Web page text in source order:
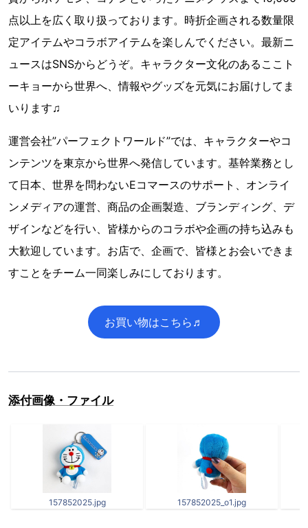
点以上を広く取り扱っております。時折企画される数量限
定アイテムやコラボアイテムを楽しんでください。最新ニ
ュースはSNSからどうぞ。キャラクター文化のあるここト
ーキョーから世界へ、情報やグッズを元気にお届けしてま
いります♫
運営会社”パーフェクトワールド”では、キャラクターやコ
ンテンツを東京から世界へ発信しています。基幹業務とし
て日本、世界を問わないEコマースのサポート、オンライ
ンメディアの運営、商品の企画製造、ブランディング、デ
ザインなどを行い、皆様からのコラボや企画の持ち込みも
大歓迎しています。お店で、企画で、皆様とお会いできま
すことをチーム一同楽しみにしております。
お買い物はこちら♬
添付画像・ファイル
157852025.jpg 157852025_o1.jpg